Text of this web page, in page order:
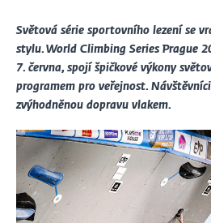
Světová série sportovního lezení se
stylu. World Climbing Series Prague
7. června, spojí špičkové výkony
programem pro veřejnost.
zvýhodněnou dopravu vlakem.